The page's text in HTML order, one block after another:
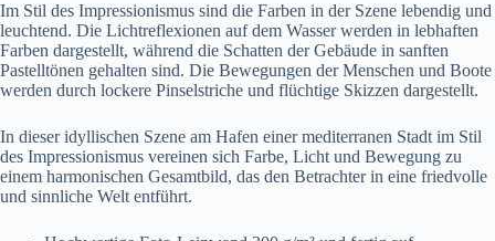
Im Stil des Impressionismus sind die Farben in der Szene lebendig und
leuchtend. Die Lichtreflexionen auf dem Wasser werden in lebhaften
Farben dargestellt, während die Schatten der Gebäude in sanften
Pastelltönen gehalten sind. Die Bewegungen der Menschen und Boote
werden durch lockere Pinselstriche und flüchtige Skizzen dargestellt.
In dieser idyllischen Szene am Hafen einer mediterranen Stadt im Stil
des Impressionismus vereinen sich Farbe, Licht und Bewegung zu
einem harmonischen Gesamtbild, das den Betrachter in eine friedvolle
und sinnliche Welt entführt.